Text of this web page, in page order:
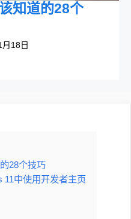
知道的28个
18日
28个技巧
11中使用开发者主页